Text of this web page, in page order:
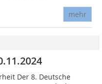
mehr
Der 8. Deutsche